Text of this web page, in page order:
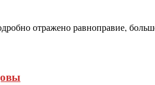
отражено равноправие,